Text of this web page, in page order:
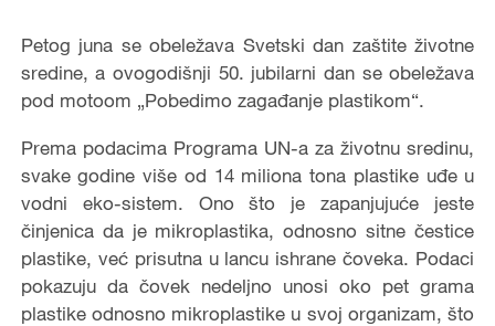
Petog juna se obeležava Svetski dan zaštite životne
sredine, a ovogodišnji 50. jubilarni dan se obeležava
pod motoom „Pobedimo zagađanje plastikom“.
Prema podacima Programa UN-a za životnu sredinu,
svake godine više od 14 miliona tona plastike uđe u
vodni eko-sistem. Ono što je zapanjujuće jeste
činjenica da je mikroplastika, odnosno sitne čestice
plastike, već prisutna u lancu ishrane čoveka. Podaci
pokazuju da čovek nedeljno unosi oko pet grama
plastike odnosno mikroplastike u svoj organizam, što